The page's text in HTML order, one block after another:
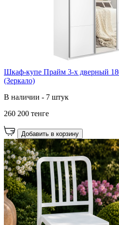
Шкаф-купе Прайм 3-х дверный
(Зеркало)
В наличии - 7 штук
260 200 тенге
Добавить в корзину